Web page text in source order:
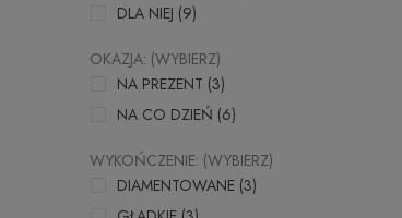
DLA NIEJ (9)
OKAZJA: (WYBIERZ)
NA PREZENT (3)
NA CO DZIEŃ (6)
WYKOŃCZENIE: (WYBIERZ)
DIAMENTOWANE (3)